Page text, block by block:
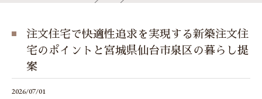
注文住宅で快適性追求を実現する新築注文住
宅のポイントと宮城県仙台市泉区の暮らし提
案
2026/07/01